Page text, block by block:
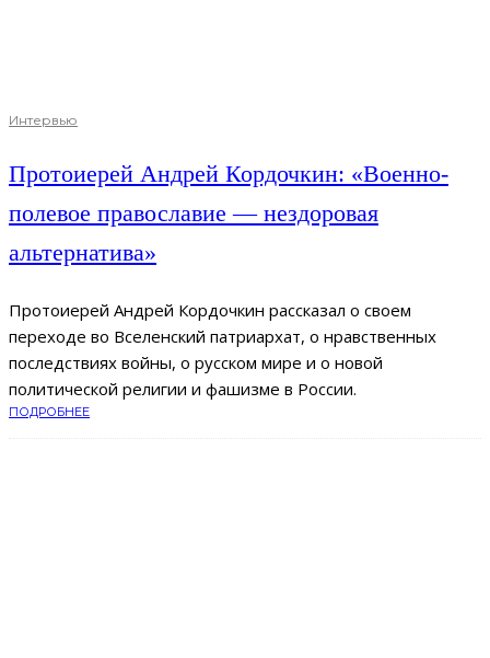
Интервью
Протоиерей Андрей Кордочкин: «Военно-
полевое православие — нездоровая
альтернатива»
Протоиерей Андрей Кордочкин рассказал о своем
переходе во Вселенский патриархат, о нравственных
последствиях войны, о русском мире и о новой
политической религии и фашизме в России.
ПОДРОБНЕЕ